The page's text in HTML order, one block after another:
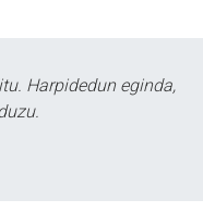
Harpidedun eginda,